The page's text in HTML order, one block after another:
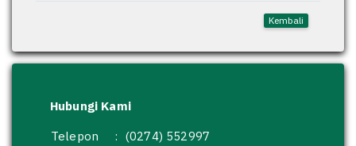
Kembali
Hubungi Kami
Telepon
: (0274) 552997